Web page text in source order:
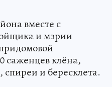
вместе с
и мэрии
саженцев клёна,
и бересклета.